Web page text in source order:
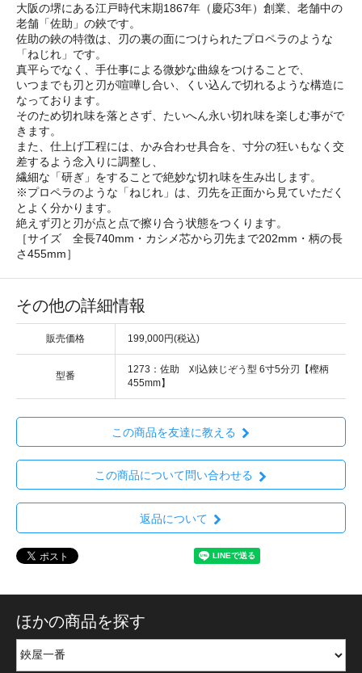
大阪の堺にある江戸時代末期1867年（慶応3年）創業、老舗中の
老舗「佐助」の鋏です。
佐助の鋏の特徴は、刃の裏の面につけられたプロペラのような
「ねじれ」です。
真平らでなく、手仕事による微妙な曲線をつけることで、
いつまでも刃と刃が喧嘩し合い、くい込んで切れるような構造に
なっております。
そのため切れ味を落とさず、たいへん永い切れ味を楽しむ事がで
きます。
また、仕上げ工程には、かみ合わせ具合を、寸分の狂いもなく交
差するよう念入りに調整し、
繊細な「研ぎ」をすることで絶妙な切れ味を生み出します。
※プロペラのような「ねじれ」は、刃先を正面から見ていただく
とよく分かります。
絶えず刃と刃が点と点で擦り合う状態をつくります。
［サイズ 全長740mm・カシメ芯から刃先まで202mm・柄の長
さ455mm］
その他の詳細情報
販売価格 199,000円(税込)
型番
1273：佐助 刈込鋏じぞう型 6寸5分刃【樫柄
455mm】
この商品を友達に教える
この商品について問い合わせる
返品について
ほかの商品を探す